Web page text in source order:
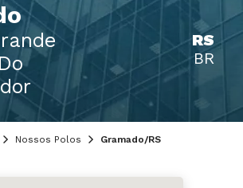
RS
BR
Nossos Polos Gramado/RS